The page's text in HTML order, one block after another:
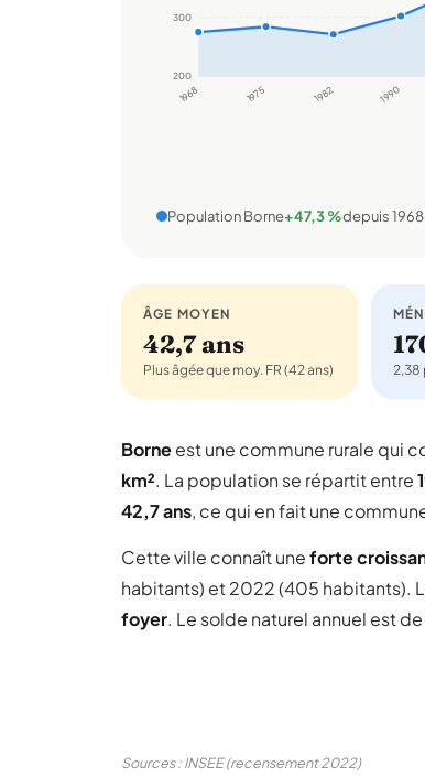
200
300
1968 1975 1982 1990
Population Borne+47,3 %depuis 1968
ÂGE MOYEN
42,7 ans
Plus âgée que moy. FR (42 ans) 2,38
Borneest une commune rurale qui
km². La population se répartit entre
42,7 ans, ce qui en fait une
Cette ville connaît uneforte
habitants) et 2022 (405 habitants).
foyer. Le solde naturel annuel est de
Sources : INSEE (recensement 2022)